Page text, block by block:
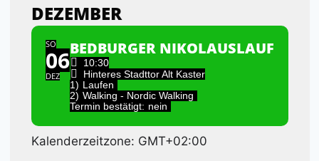
DEZEMBER
SO
06
DEZ
BEDBURGER NIKOLAUSLAUF
10:30
Hinteres Stadttor Alt Kaster
1) Laufen
2) Walking - Nordic Walking
Termin bestätigt: nein
Kalenderzeitzone: GMT+02:00